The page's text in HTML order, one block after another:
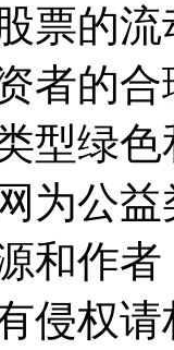
票的
者的
型绿
为公
和作
侵权